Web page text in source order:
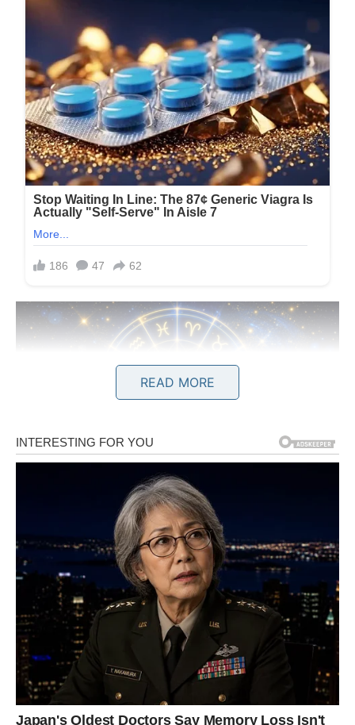
Rak je jedan od znakova koji je u posljednje vrijeme
mnogo davao drugima, često zaboravljajući na vlastite
potrebe. Brinuli ste za porodicu, prijatelje, partnera i
ljude koji su vam važni, a pritom ste svoje želje stavljali u
drugi plan. Zvijezde sada pokazuju da dolazi vrijeme kada
ćete upravo vi biti nagrađeni.
Na poslovnom planu otvaraju se mogućnosti koje mogu
READ MORE